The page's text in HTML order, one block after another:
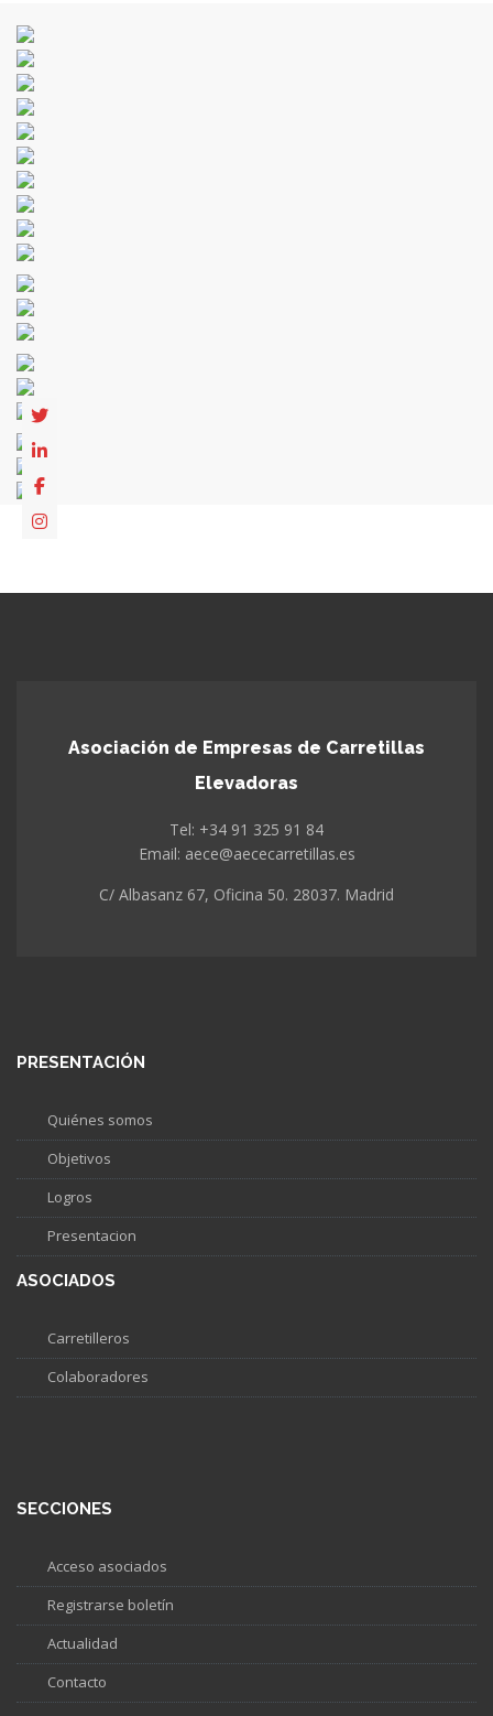
Asociación de Empresas de Carretillas
Elevadoras
Tel: +34 91 325 91 84
Email: aece@aececarretillas.es
C/ Albasanz 67, Oficina 50. 28037. Madrid
PRESENTACIÓN
Quiénes somos
Objetivos
Logros
Presentacion
ASOCIADOS
Carretilleros
Colaboradores
SECCIONES
Acceso asociados
Registrarse boletín
Actualidad
Contacto